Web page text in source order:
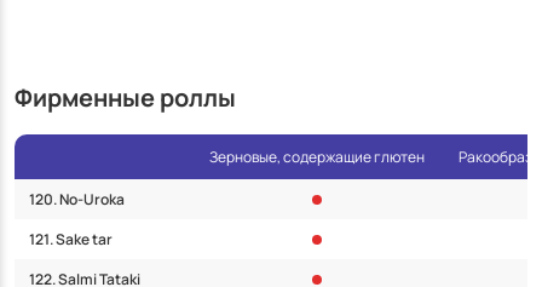
Фирменные роллы
Зерновые, содержащие глютен
120. No-Uroka
121. Sake tar
122. Salmi Tataki